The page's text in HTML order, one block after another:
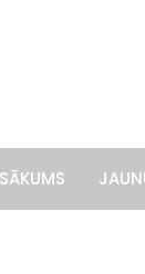
SĀKUMS